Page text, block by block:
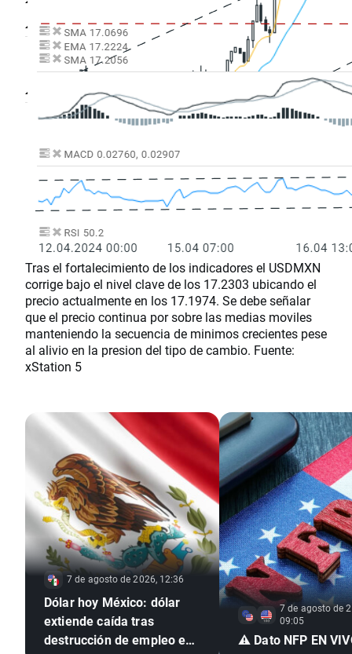
Tras el fortalecimiento de los indicadores el USDMXN
corrige bajo el nivel clave de los 17.2303 ubicando el
precio actualmente en los 17.1974. Se debe señalar
que el precio continua por sobre las medias moviles
manteniendo la secuencia de minimos crecientes pese
al alivio en la presion del tipo de cambio. Fuente:
xStation 5
7 de agosto de 2026, 12:36
Dólar hoy México: dólar
extiende caída tras
destrucción de empleo en
7 de agosto de
09:05
⚠️ Dato NFP EN